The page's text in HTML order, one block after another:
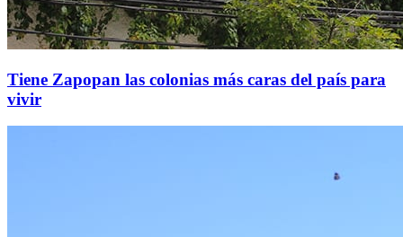
Tiene Zapopan las colonias más caras del país para
vivir